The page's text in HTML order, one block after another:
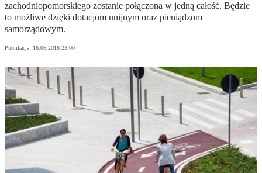
zachodniopomorskiego zostanie połączona w jedną całość. Będzie
to możliwe dzięki dotacjom unijnym oraz pieniądzom
samorządowym.
Publikacja: 16.06.2016 23:00